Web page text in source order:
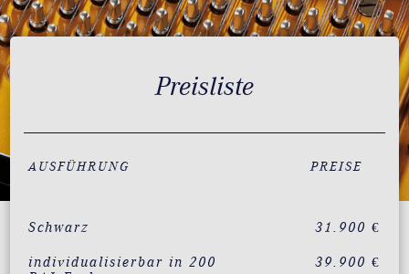
Preisliste
AUSFÜHRUNG PREISE
Schwarz 31.900 €
individualisierbar in 200
39.900 €